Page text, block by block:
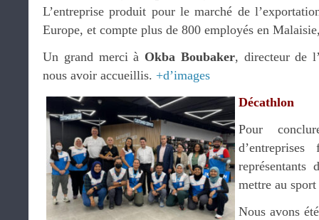
L’entreprise produit pour le marché de
Europe, et compte plus de 800 employés en
Un grand merci à Okba Boubaker, directeur de
nous avoir accueillis. +d’images
Décathlon
Pour
mettre au
Nous avons